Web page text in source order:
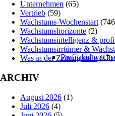
Profitabel
Unternehmen (65)
Vertrieb (59)
Wachstums-Wochenstart
Wachstumshorizonte (2)
Wachstumsintelligenz &
Wachstumsirrtümer &
Was in der Zeitung steht(17)
ARCHIV
August 2026 (1)
Juli 2026 (4)